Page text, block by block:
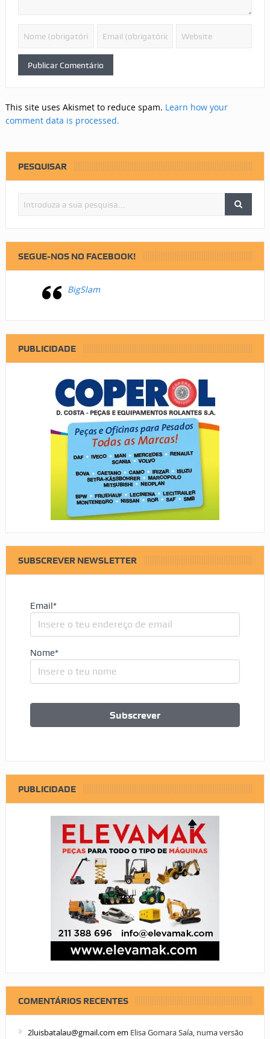
This site uses Akismet to reduce spam. Learn how your
comment data is processed.
PESQUISAR
SEGUE-NOS NO FACEBOOK!
BigSlam
PUBLICIDADE
SUBSCREVER NEWSLETTER
Email*
Nome*
PUBLICIDADE
COMENTÁRIOS RECENTES
2luisbatalau@gmail.com em Elisa Gomara Saía, numa versão